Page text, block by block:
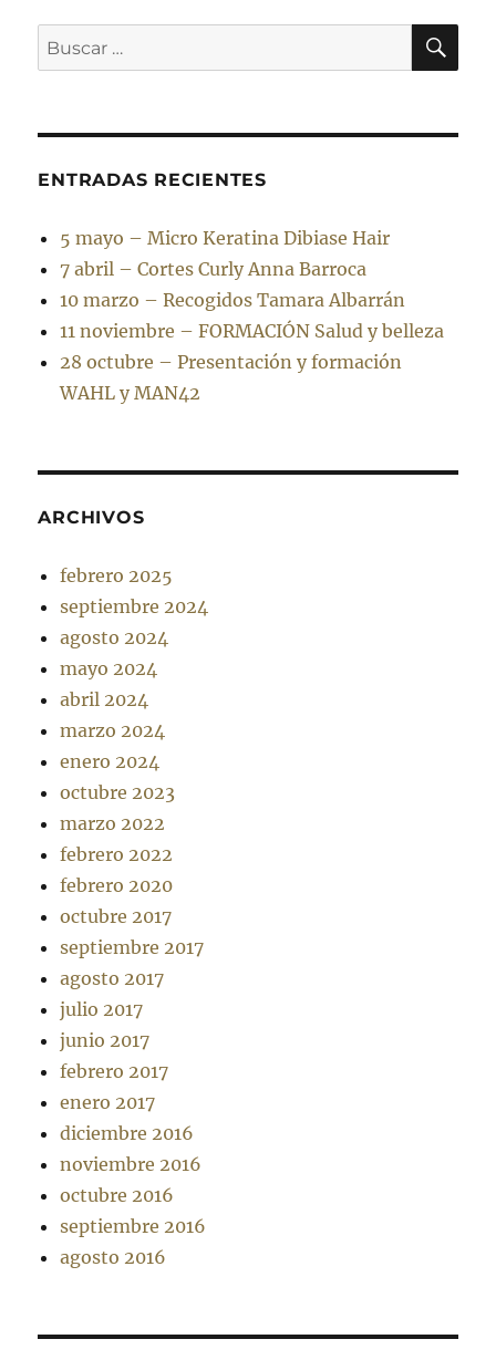
para
tus
uñas
Buscar
por:
ENTRADAS RECIENTES
5 mayo – Micro Keratina Dibiase Hair
7 abril – Cortes Curly Anna Barroca
10 marzo – Recogidos Tamara Albarrán
11 noviembre – FORMACIÓN Salud y belleza
28 octubre – Presentación y formación
WAHL y MAN42
ARCHIVOS
febrero 2025
septiembre 2024
agosto 2024
mayo 2024
abril 2024
marzo 2024
enero 2024
octubre 2023
marzo 2022
febrero 2022
febrero 2020
octubre 2017
septiembre 2017
agosto 2017
julio 2017
junio 2017
febrero 2017
enero 2017
diciembre 2016
noviembre 2016
octubre 2016
septiembre 2016
agosto 2016